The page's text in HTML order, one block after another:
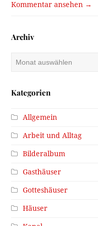
Kommentar ansehen →
Archiv
Archiv
Kategorien
Allgemein
Arbeit und Alltag
Bilderalbum
Gasthäuser
Gotteshäuser
Häuser